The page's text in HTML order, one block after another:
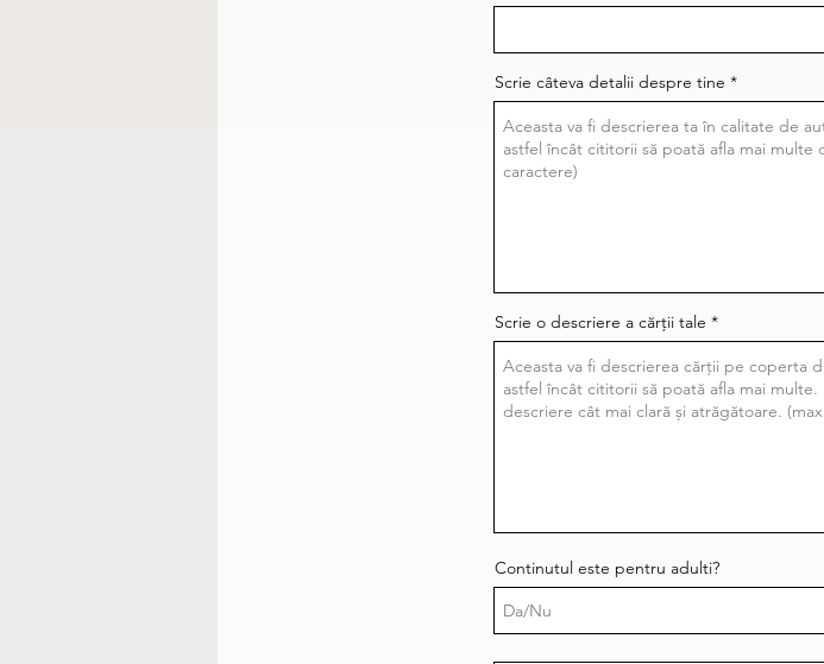
Scrie câteva detalii despre tine
Scrie o descriere a cărții tale
Continutul este pentru adulti?